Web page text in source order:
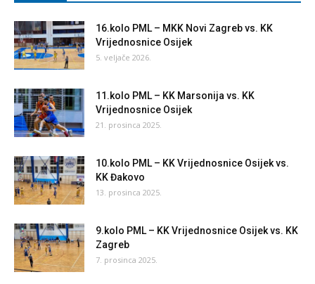
16.kolo PML – MKK Novi Zagreb vs. KK
Vrijednosnice Osijek
5. veljače 2026.
11.kolo PML – KK Marsonija vs. KK
Vrijednosnice Osijek
21. prosinca 2025.
10.kolo PML – KK Vrijednosnice Osijek vs.
KK Đakovo
13. prosinca 2025.
9.kolo PML – KK Vrijednosnice Osijek vs. KK
Zagreb
7. prosinca 2025.